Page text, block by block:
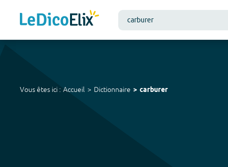
Vous êtes ici : Accueil Dictionnaire carburer